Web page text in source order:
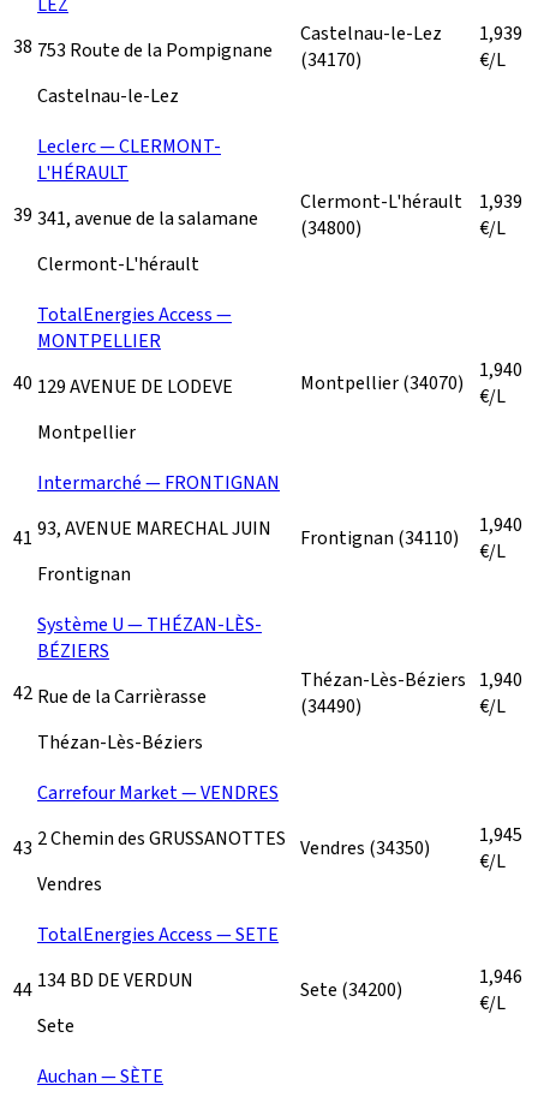
38 753 Route de la Pompignane
Castelnau-le-Lez
Castelnau-le-Lez
(34170)
1,939
€/L
39
Leclerc — CLERMONT-
L'HÉRAULT
341, avenue de la salamane
Clermont-L'hérault
Clermont-L'hérault
(34800)
1,939
€/L
40
TotalEnergies Access —
MONTPELLIER
129 AVENUE DE LODEVE
Montpellier
Montpellier(34070)
1,940
€/L
41
Intermarché — FRONTIGNAN
93, AVENUE MARECHAL JUIN
Frontignan
Frontignan (34110)
1,940
€/L
42
Système U — THÉZAN-LÈS-
BÉZIERS
Rue de la Carrièrasse
Thézan-Lès-Béziers
Thézan-Lès-Béziers
(34490)
1,940
€/L
43
Carrefour Market — VENDRES
2 Chemin des GRUSSANOTTES
Vendres
Vendres (34350)
1,945
€/L
44
TotalEnergies Access — SETE
134 BD DE VERDUN
Sete
Sete (34200)
1,946
€/L
Auchan — SÈTE